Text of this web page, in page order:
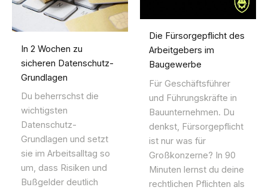
In 2 Wochen zu
sicheren Datenschutz-
Grundlagen
Du beherrschst die
wichtigsten
Datenschutz-
Grundlagen und setzt
sie im Arbeitsalltag so
um, dass Risiken und
Bußgelder deutlich
Die Fürsorgepflicht des
Arbeitgebers im
Baugewerbe
Für Geschäftsführer
und Führungskräfte in
Bauunternehmen. Du
denkst, Fürsorgepflicht
ist nur was für
Großkonzerne? In 90
Minuten lernst du deine
rechtlichen Pflichten als